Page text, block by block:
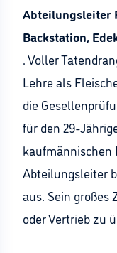
Abteilungsleiter
Backstation,
. Voller
Lehre als
die
für den 29-
kaufmännischen
Abteilungsleiter
aus. Sein großes
oder Vertrieb zu